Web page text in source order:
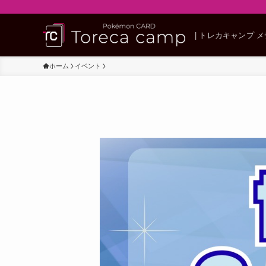
| トレカキャンプ
ホーム イベント